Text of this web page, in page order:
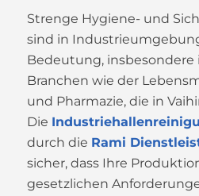
Strenge Hygiene- und
sind in
Bedeutung,
Branchen wie der
und Pharmazie, die in
Die
durch die Rami
sicher, dass Ihre
gesetzlichen